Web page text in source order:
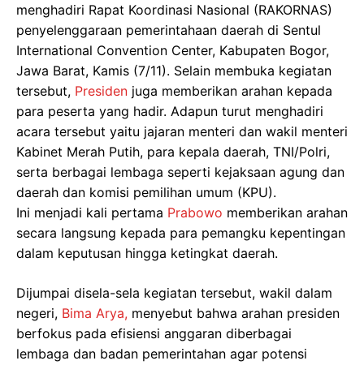
menghadiri Rapat Koordinasi Nasional (RAKORNAS)
penyelenggaraan pemerintahaan daerah di Sentul
International Convention Center, Kabupaten Bogor,
Jawa Barat, Kamis (7/11). Selain membuka kegiatan
tersebut, Presiden juga memberikan arahan kepada
para peserta yang hadir. Adapun turut menghadiri
acara tersebut yaitu jajaran menteri dan wakil menteri
Kabinet Merah Putih, para kepala daerah, TNI/Polri,
serta berbagai lembaga seperti kejaksaan agung dan
daerah dan komisi pemilihan umum (KPU).
Ini menjadi kali pertama Prabowo memberikan arahan
secara langsung kepada para pemangku kepentingan
dalam keputusan hingga ketingkat daerah.
Dijumpai disela-sela kegiatan tersebut, wakil dalam
negeri, Bima Arya, menyebut bahwa arahan presiden
berfokus pada efisiensi anggaran diberbagai
lembaga dan badan pemerintahan agar potensi